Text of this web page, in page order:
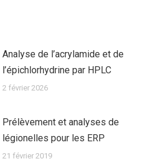
Analyse de l’acrylamide et de
l’épichlorhydrine par HPLC
2 février 2026
Prélèvement et analyses de
légionelles pour les ERP
21 février 2019